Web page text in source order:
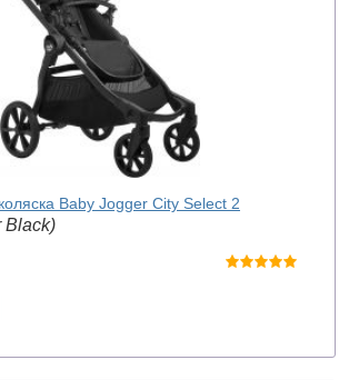
Baby Jogger City Select 2
Black)